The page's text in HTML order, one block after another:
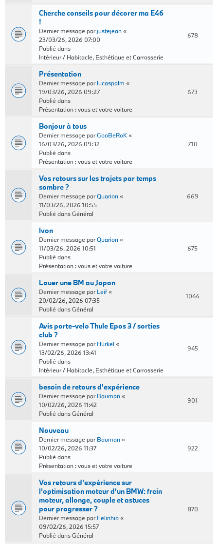
Cherche conseils pour décorer ma E46
!
Dernier message parjustejean«
23/03/26, 2026 07:00
Publié dans
Intérieur / Habitacle, Esthétique et Carrosserie
678
Présentation
Dernier message parlucaspalm «
19/03/26, 2026 09:27
Publié dans
Présentation : vous et votre voiture
673
Bonjour à tous
Dernier message parGooBeRoK«
16/03/26, 2026 09:32
Publié dans
Présentation : vous et votre voiture
710
Vos retours sur les trajets par temps
sombre ?
Dernier message parQuarion«
11/03/26, 2026 10:55
Publié dansGénéral
669
Ivon
Dernier message parQuarion«
11/03/26, 2026 10:51
Publié dans
Présentation : vous et votre voiture
675
Louer une BM au Japon
Dernier message parLeif«
20/02/26, 2026 07:35
Publié dansGénéral
1044
Avis porte-velo Thule Epos 3 / sorties
club ?
Dernier message parHurkel «
13/02/26, 2026 13:41
Publié dans
Intérieur / Habitacle, Esthétique et Carrosserie
945
besoin de retours d'expérience
Dernier message parBauman«
10/02/26, 2026 11:42
Publié dansGénéral
901
Nouveau
Dernier message parBauman«
10/02/26, 2026 11:37
Publié dans
Présentation : vous et votre voiture
922
Vos retours d’expérience sur
l’optimisation moteur d'un BMW: frein
moteur, allonge, couple et astuces
pour progresser ?
Dernier message parFelinhio«
09/02/26, 2026 15:57
Publié dansGénéral
870